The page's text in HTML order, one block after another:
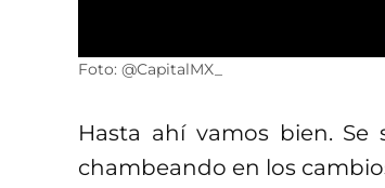
Foto: @CapitalMX_
Hasta ahí vamos bien.
chambeando en los